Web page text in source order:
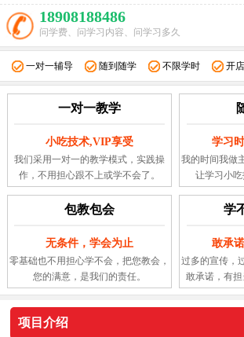
18908188486
问学费、问学习内容、问学习多久
一对一辅导 随到随学 不限学时 开
一对一教学
小吃技术,VIP享受
我们采用一对一的教学模式，实践操
作，不用担心跟不上或学不会了。
学习
我的时间我做
让学习小吃
包教包会
无条件，学会为止
零基础也不用担心学不会，把您教会，
您的满意，是我们的责任。
学
敢承
过多的宣传，
敢承诺，有担
项目介绍